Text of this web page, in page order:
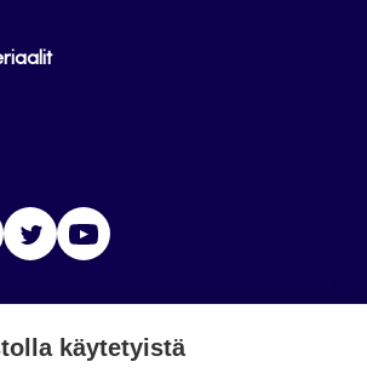
LinkedinTwitter
käytetyistä